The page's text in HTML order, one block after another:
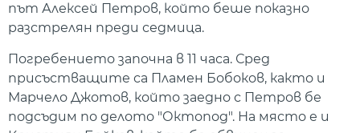
път Алексей Петров, който беше показно
разстрелян преди седмица.
Погребението започна в 11 часа. Сред
присъстващите са Пламен Бобоков, както и
Марчело Джотов, който заедно с Петров бе
подсъдим по делото "Октопод". На място е и